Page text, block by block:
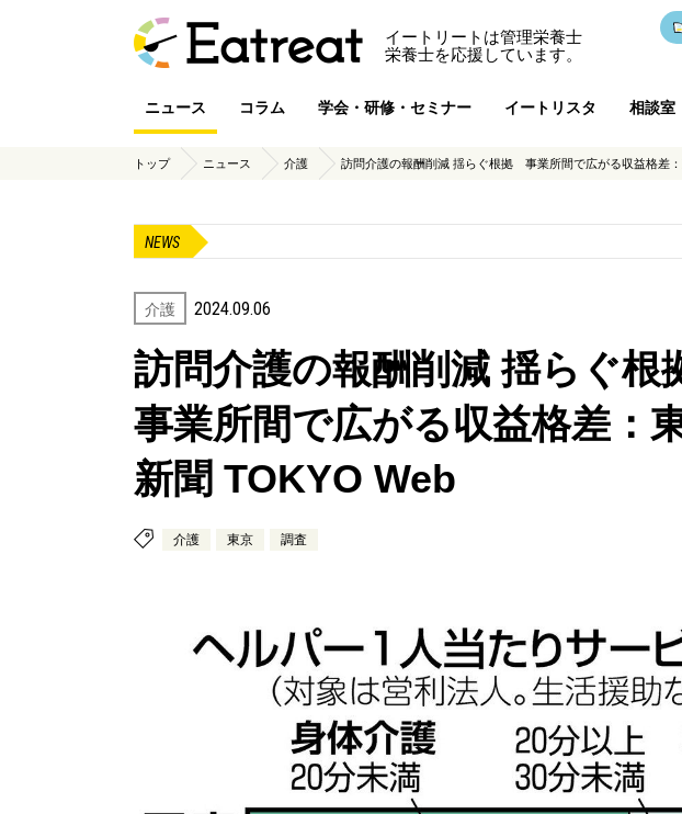
イートリートは管理栄養士
栄養士を応援しています。
ニュース コラム 学会・研修・セミナー イートリスタ 相談室
トップ ニュース 介護 訪問介護の報酬削減 揺らぐ根拠 事業所間で広がる収益格差
NEWS
介護 2024.09.06
訪問介護の報酬削減 揺らぐ
事業所間で広がる収益格差：
新聞 TOKYO Web
介護 東京 調査